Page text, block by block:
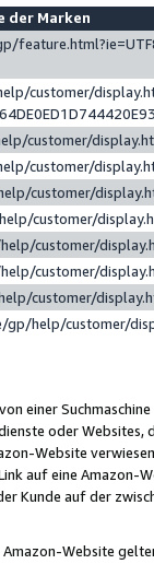
der Marken
customer/
customer/
customer/
customer/
customer/
customer/
customer/
customer/
help/customer/
einer
oder Websites,
Website
auf eine
Kunde auf der
Website